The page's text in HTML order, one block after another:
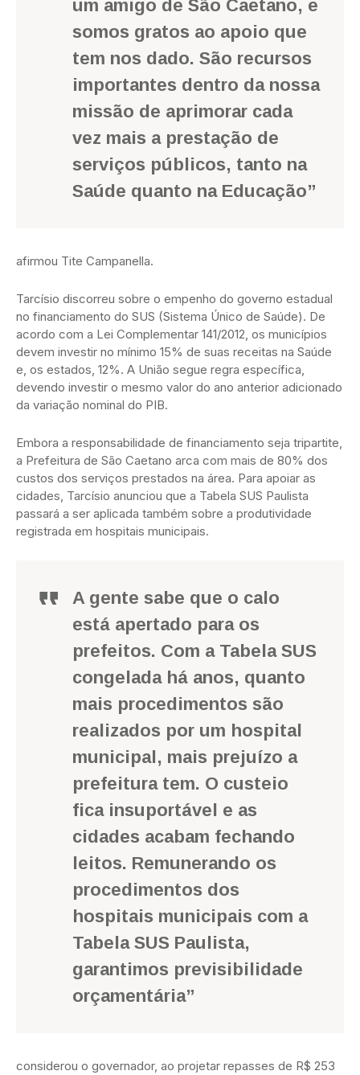
um amigo de São Caetano, e
somos gratos ao apoio que
tem nos dado. São recursos
importantes dentro da nossa
missão de aprimorar cada
vez mais a prestação de
serviços públicos, tanto na
Saúde quanto na Educação”
afirmou Tite Campanella.
Tarcísio discorreu sobre o empenho do governo estadual
no financiamento do SUS (Sistema Único de Saúde). De
acordo com a Lei Complementar 141/2012, os municípios
devem investir no mínimo 15% de suas receitas na Saúde
e, os estados, 12%. A União segue regra específica,
devendo investir o mesmo valor do ano anterior adicionado
da variação nominal do PIB.
Embora a responsabilidade de financiamento seja tripartite,
a Prefeitura de São Caetano arca com mais de 80% dos
custos dos serviços prestados na área. Para apoiar as
cidades, Tarcísio anunciou que a Tabela SUS Paulista
passará a ser aplicada também sobre a produtividade
registrada em hospitais municipais.
A gente sabe que o calo
está apertado para os
prefeitos. Com a Tabela SUS
congelada há anos, quanto
mais procedimentos são
realizados por um hospital
municipal, mais prejuízo a
prefeitura tem. O custeio
fica insuportável e as
cidades acabam fechando
leitos. Remunerando os
procedimentos dos
hospitais municipais com a
Tabela SUS Paulista,
garantimos previsibilidade
orçamentária”
considerou o governador, ao projetar repasses de R$ 253